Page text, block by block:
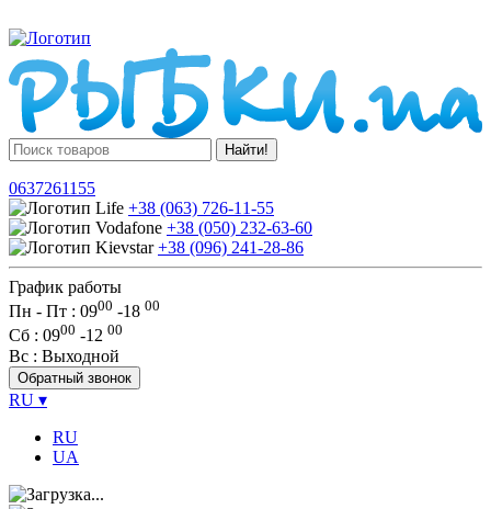
Найти!
0637261155
+38 (063) 726-11-55
+38 (050) 232-63-60
+38 (096) 241-28-86
График работы
Пн - Пт : 0900 -18 00
Сб : 0900 -12 00
Вс : Выходной
Обратный звонок
RU ▾
RU
UA